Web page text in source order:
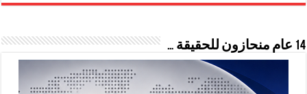
14 عام منحازون للحقيقة …